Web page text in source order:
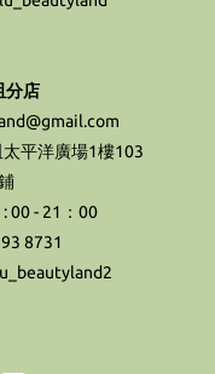
分店
平洋廣場1樓103
: 00 - 21：00
8731